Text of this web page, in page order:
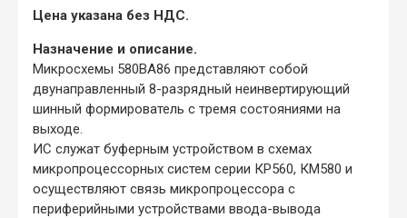
Цена указана без НДС.
Назначение и описание.
Микросхемы 580ВА86 представляют собой
двунаправленный 8-разрядный неинвертирующий
шинный формирователь с тремя состояниями на
выходе.
ИС служат буферным устройством в схемах
микропроцессорных систем серии КР560, КМ580 и
осуществляют связь микропроцессора с
периферийными устройствами ввода-вывода